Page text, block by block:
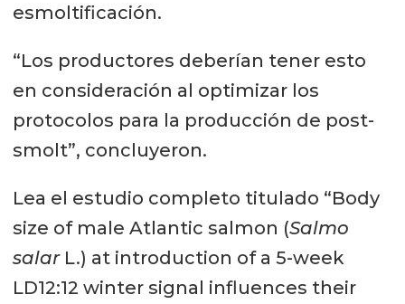
esmoltificación.
“Los productores deberían tener esto
en consideración al optimizar los
protocolos para la producción de post-
smolt”, concluyeron.
Lea el estudio completo titulado “Body
size of male Atlantic salmon (Salmo
salarL.) at introduction of a 5-week
LD12:12 winter signal influences their